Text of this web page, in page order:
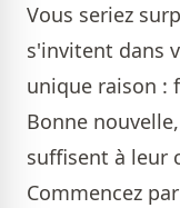
Vous seriez
s'invitent dans
unique raison :
Bonne
suffisent à leur
Commencez